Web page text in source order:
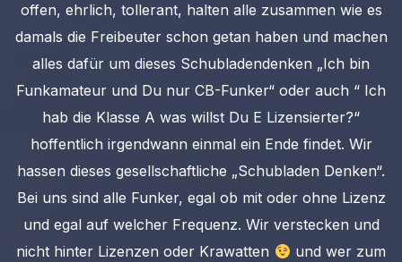
offen, ehrlich, tollerant, halten alle zusammen wie es
damals die Freibeuter schon getan haben und machen
alles dafür um dieses Schubladendenken „Ich bin
Funkamateur und Du nur CB-Funker“ oder auch “ Ich
hab die Klasse A was willst Du E Lizensierter?“
hoffentlich irgendwann einmal ein Ende findet. Wir
hassen dieses gesellschaftliche „Schubladen Denken“.
Bei uns sind alle Funker, egal ob mit oder ohne Lizenz
und egal auf welcher Frequenz. Wir verstecken und
nicht hinter Lizenzen oder Krawatten
und wer zum